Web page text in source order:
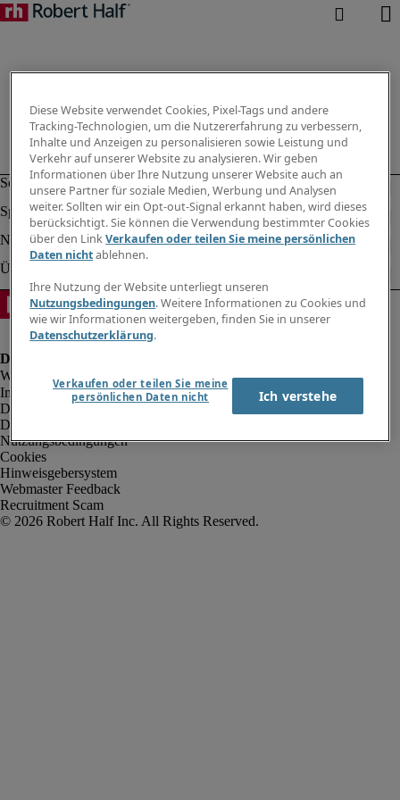
Impressum
Datenschutz
Datenschutz Arbeitnehmer/Zeitarbeitskräfte
Nutzungsbedingungen
Cookies
Hinweisgebersystem
Webmaster Feedback
Recruitment Scam
Diese Website verwendet Cookies, Pixel-Tags und andere
Tracking-Technologien, um die Nutzererfahrung zu verbessern,
Inhalte und Anzeigen zu personalisieren sowie Leistung und
Verkehr auf unserer Website zu analysieren. Wir geben
Informationen über Ihre Nutzung unserer Website auch an
unsere Partner für soziale Medien, Werbung und Analysen
weiter. Sollten wir ein Opt-out-Signal erkannt haben, wird dieses
berücksichtigt. Sie können die Verwendung bestimmter Cookies
über den LinkVerkaufen oder teilen Sie meine persönlichen
Daten nichtablehnen.
Ihre Nutzung der Website unterliegt unseren
Nutzungsbedingungen. Weitere Informationen zu Cookies und
wie wir Informationen weitergeben, finden Sie in unserer
Datenschutzerklärung.
Verkaufen oder teilen Sie meine
persönlichen Daten nicht
Ich verstehe